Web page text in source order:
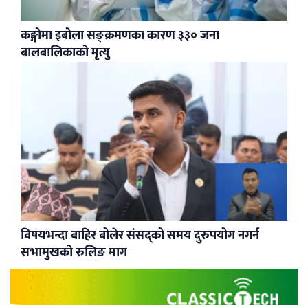
कङ्गोमा इबोला सङ्क्रमणका कारण ३३० जना
बालबालिकाको मृत्यु
विषयभन्दा बाहिर बोलेर संसद्को समय दुरुपयोग नगर्न
सभामुखको रुलिङ माग